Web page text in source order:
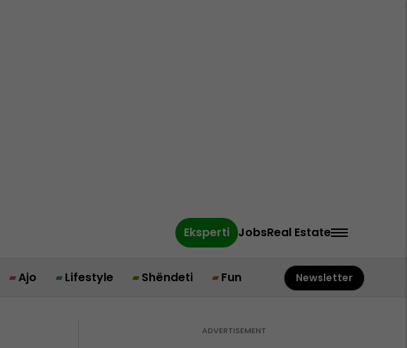
Eksperti JobsReal Estate
Ajo Lifestyle Shëndeti Fun Newsletter